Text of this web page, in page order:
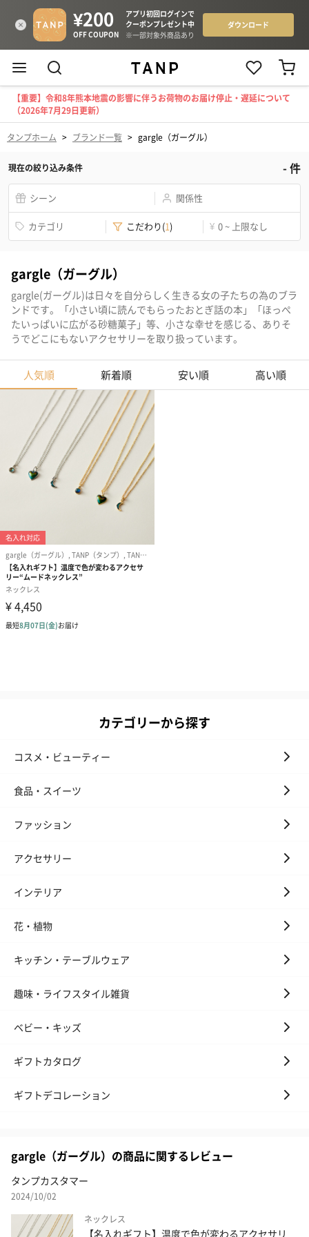
【重要】令和8年熊本地震の影響に伴うお荷物のお届け停止・遅延について
（2026年7月29日更新）
タンプホーム > ブランド一覧 > gargle（ガーグル）
現在の絞り込み条件 -件
シーン 関係性
カテゴリ こだわり(1) ¥ 0 ~ 上限なし
gargle（ガーグル）
gargle(ガーグル)は日々を自分らしく生きる女の子たちの為のブラ
ンドです。「小さい頃に読んでもらったおとぎ話の本」「ほっぺ
たいっぱいに広がる砂糖菓子」等、小さな幸せを感じる、ありそ
うでどこにもないアクセサリーを取り扱っています。
人気順 新着順 安い順 高い順
カテゴリーから探す
コスメ・ビューティー
食品・スイーツ
ファッション
アクセサリー
インテリア
花・植物
キッチン・テーブルウェア
趣味・ライフスタイル雑貨
ベビー・キッズ
ギフトカタログ
ギフトデコレーション
gargle（ガーグル）の商品に関するレビュー
タンプカスタマー
2024/10/02
ネックレス
【名入れギフト】温度で色が変わるアクセサリ